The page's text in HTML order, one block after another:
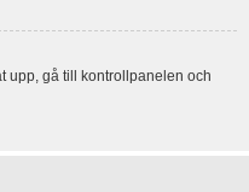
upp, gå till kontrollpanelen och